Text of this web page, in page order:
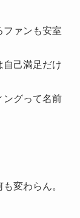
ファンも安室
自己満足だけ
ングって名前
変わらん。